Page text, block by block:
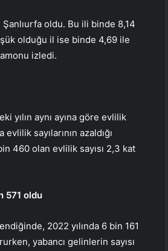
Şanlıurfa oldu. Bu ili binde 8,14
olduğu il ise binde 4,69 ile
izledi.
yılın aynı ayına göre evlilik
sayılarının azaldığı
460 olan evlilik sayısı 2,3 kat
571 oldu
2022 yılında 6 bin 161
yabancı gelinlerin sayısı